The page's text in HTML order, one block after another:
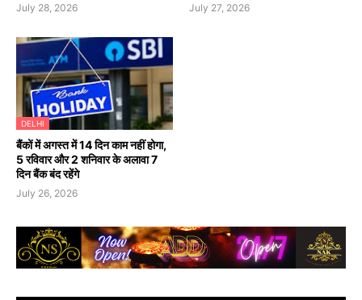
July 28, 2026 July 27, 2026
DELHI
बैंकों में अगस्त में 14 दिन काम नहीं होगा,
5 रविवार और 2 शनिवार के अलावा 7
दिन बैंक बंद रहेंगे
July 26, 2026